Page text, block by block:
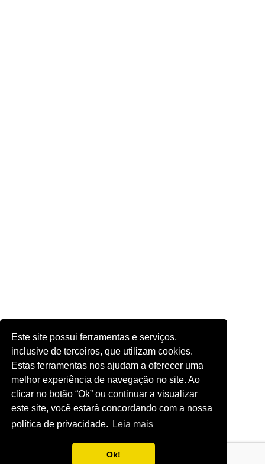
Este site possui ferramentas e serviços,
inclusive de terceiros, que utilizam cookies.
Estas ferramentas nos ajudam a oferecer uma
melhor experiência de navegação no site. Ao
clicar no botão “Ok” ou continuar a visualizar
este site, você estará concordando com a nossa
política de privacidade.
Leia mais
Ok!